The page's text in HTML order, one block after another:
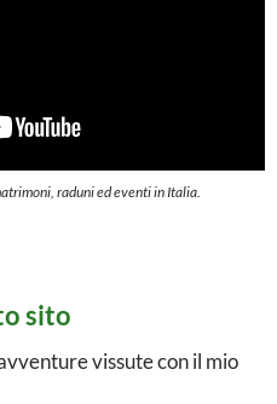
raduni ed eventi in Italia.
sito
vissute con il mio